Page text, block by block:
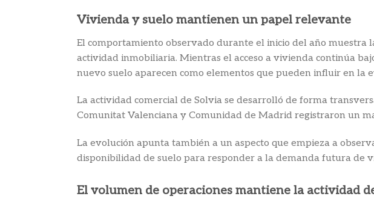
Vivienda y suelo mantienen un papel relevante
El comportamiento observado durante el inicio del año muestra
actividad inmobiliaria. Mientras el acceso a vivienda continúa
nuevo suelo aparecen como elementos que pueden influir en la
La actividad comercial de Solvia se desarrolló de forma
Comunitat Valenciana y Comunidad de Madrid registraron un
La evolución apunta también a un aspecto que empieza a
disponibilidad de suelo para responder a la demanda futura de
El volumen de operaciones mantiene la actividad